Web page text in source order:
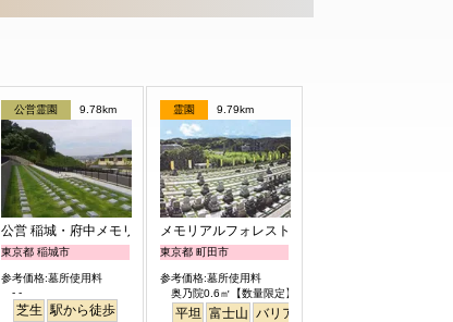
公営霊園 9.78km
公営 稲城・府中メモリアルパーク
東京都 稲城市
参考価格:墓所使用料
- -
芝生 駅から徒歩
霊園 9.79km
メモリアルフォレスト多摩
東京都 町田市
参考価格:墓所使用料
奥乃院0.6㎡【数量限定】 24万円より
平坦 富士山 バリアフリー